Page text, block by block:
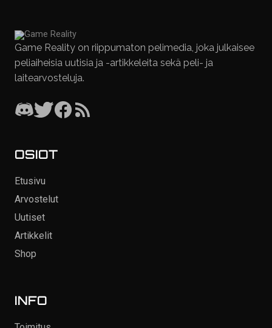
Game Reality on riippumaton pelimedia, joka julkaisee
peliaiheisia uutisia ja -artikkeleita sekä peli- ja
laitearvosteluja.
OSIOT
Etusivu
Arvostelut
Uutiset
Artikkelit
Shop
INFO